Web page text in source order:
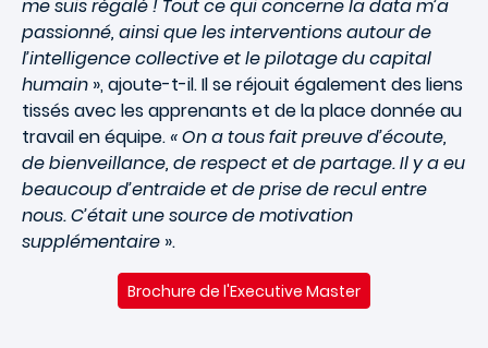
me suis régalé ! Tout ce qui concerne la data m’a
passionné, ainsi que les interventions autour de
l’intelligence collective et le pilotage du capital
humain », ajoute-t-il. Il se réjouit également des liens
tissés avec les apprenants et de la place donnée au
travail en équipe.« On a tous fait preuve d’écoute,
de bienveillance, de respect et de partage. Il y a eu
beaucoup d’entraide et de prise de recul entre
nous. C’était une source de motivation
supplémentaire ».
Brochure de l'Executive Master